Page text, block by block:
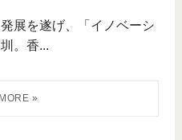
展を遂げ、「イノベーシ
。香...